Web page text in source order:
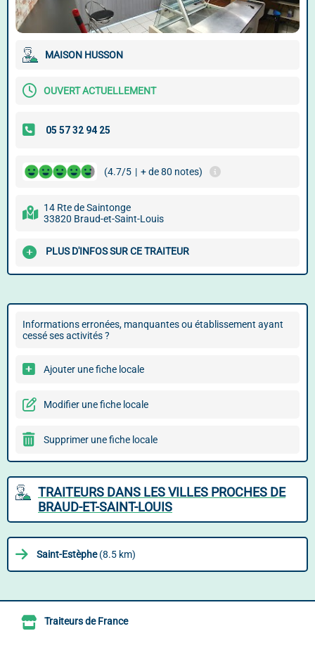
MAISON HUSSON
OUVERT ACTUELLEMENT
(4.7/5 | + de 80 notes)
14 Rte de Saintonge
33820 Braud-et-Saint-Louis
PLUS D'INFOS SUR CE TRAITEUR
Informations erronées, manquantes ou établissement ayant
cessé ses activités ?
Ajouter une fiche locale
Modifier une fiche locale
Supprimer une fiche locale
TRAITEURS DANS LES VILLES PROCHES DE
BRAUD-ET-SAINT-LOUIS
Saint-Estèphe(8.5 km)
Traiteurs de France